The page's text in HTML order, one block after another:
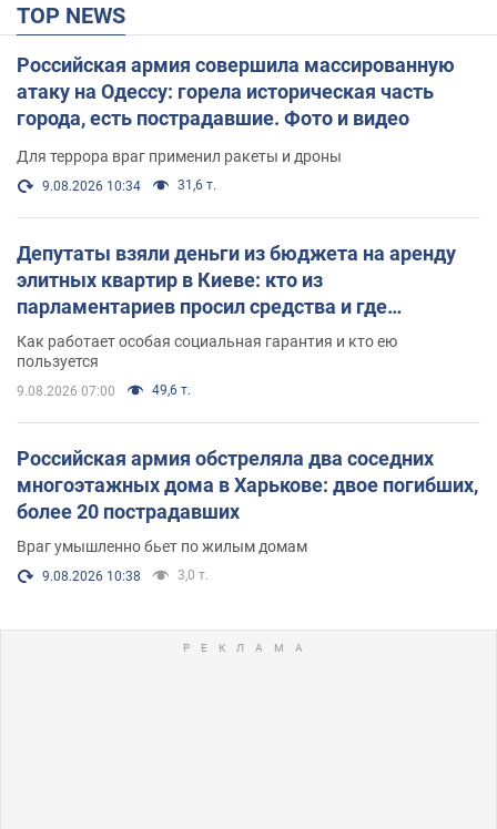
TOP NEWS
Российская армия совершила массированную
атаку на Одессу: горела историческая часть
города, есть пострадавшие. Фото и видео
Для террора враг применил ракеты и дроны
9.08.2026 10:34 31,6 т.
Депутаты взяли деньги из бюджета на аренду
элитных квартир в Киеве: кто из
парламентариев просил средства и где
поселился
Как работает особая социальная гарантия и кто ею
пользуется
9.08.2026 07:00 49,6 т.
Российская армия обстреляла два соседних
многоэтажных дома в Харькове: двое погибших,
более 20 пострадавших
Враг умышленно бьет по жилым домам
9.08.2026 10:38 3,0 т.